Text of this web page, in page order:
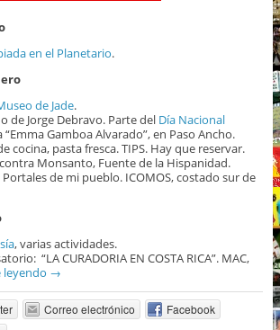
en el Planetario.
de Jade.
de Jorge Debravo. Parte del Día Nacional
“Emma Gamboa Alvarado”, en Paso Ancho.
cocina, pasta fresca. TIPS. Hay que reservar.
Monsanto, Fuente de la Hispanidad.
de mi pueblo. ICOMOS, costado sur de
, varias actividades.
“LA CURADORIA EN COSTA RICA”. MAC,
leyendo →
Correo electrónico
Facebook